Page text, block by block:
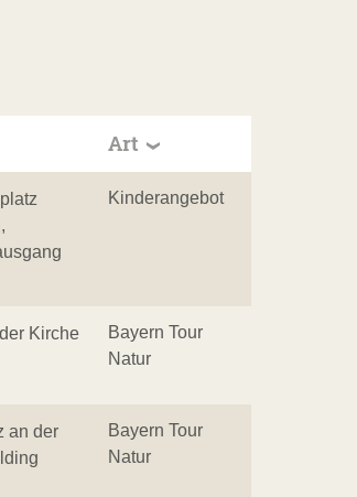
Art
Kinderangebot
Kirche
Bayern Tour
Natur
an der
Bayern Tour
Natur